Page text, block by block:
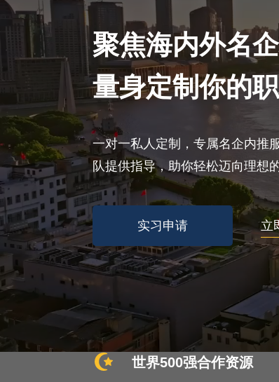
聚焦海内外名
量身定制你的
一对一私人定制，专属名企内推
队提供指导，助你轻松迈向理想的
实习申请 立
世界500强合作资源